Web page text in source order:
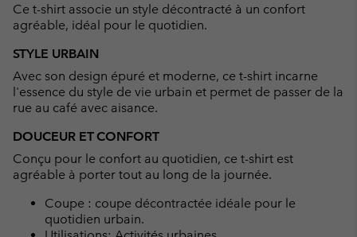
Ce t-shirt associe un style décontracté à un confort
agréable, idéal pour le quotidien.
STYLE URBAIN
Avec son design épuré et moderne, ce t-shirt incarne
l'essence du style de vie urbain et permet de passer de la
rue au café avec aisance.
DOUCEUR ET CONFORT
Conçu pour le confort au quotidien, ce t-shirt est
agréable à porter tout au long de la journée.
Coupe : coupe décontractée idéale pour le
quotidien urbain.